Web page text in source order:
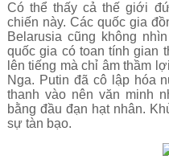
Có thể thấy cả thế giới
chiến này. Các quốc gia
Belarusia cũng không
quốc gia có toan tính gian
lên tiếng mà chỉ âm thầm
Nga. Putin đã cô lập hóa
thanh vào nên văn minh
bằng đầu đạn hạt nhân.
sự tàn bạo.